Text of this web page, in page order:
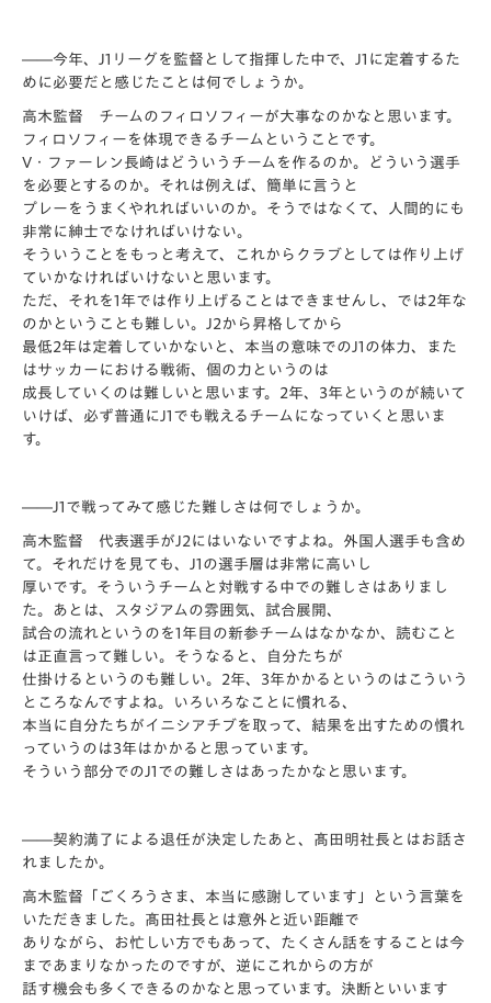
――今年、J1リーグを監督として指揮した中で、J1に定着するた
めに必要だと感じたことは何でしょうか。
高木監督 チームのフィロソフィーが大事なのかなと思います。
フィロソフィーを体現できるチームということです。
V・ファーレン長崎はどういうチームを作るのか。どういう選手
を必要とするのか。それは例えば、簡単に言うと
プレーをうまくやれればいいのか。そうではなくて、人間的にも
非常に紳士でなければいけない。
そういうことをもっと考えて、これからクラブとしては作り上げ
ていかなければいけないと思います。
ただ、それを1年では作り上げることはできませんし、では2年な
のかということも難しい。J2から昇格してから
最低2年は定着していかないと、本当の意味でのJ1の体力、また
はサッカーにおける戦術、個の力というのは
成長していくのは難しいと思います。2年、3年というのが続いて
いけば、必ず普通にJ1でも戦えるチームになっていくと思いま
す。
――J1で戦ってみて感じた難しさは何でしょうか。
高木監督 代表選手がJ2にはいないですよね。外国人選手も含め
て。それだけを見ても、J1の選手層は非常に高いし
厚いです。そういうチームと対戦する中での難しさはありまし
た。あとは、スタジアムの雰囲気、試合展開、
試合の流れというのを1年目の新参チームはなかなか、読むこと
は正直言って難しい。そうなると、自分たちが
仕掛けるというのも難しい。2年、3年かかるというのはこういう
ところなんですよね。いろいろなことに慣れる、
本当に自分たちがイニシアチブを取って、結果を出すための慣れ
っていうのは3年はかかると思っています。
そういう部分でのJ1での難しさはあったかなと思います。
――契約満了による退任が決定したあと、髙田明社長とはお話さ
れましたか。
高木監督「ごくろうさま、本当に感謝しています」という言葉を
いただきました。髙田社長とは意外と近い距離で
ありながら、お忙しい方でもあって、たくさん話をすることは今
まであまりなかったのですが、逆にこれからの方が
話す機会も多くできるのかなと思っています。決断といいます